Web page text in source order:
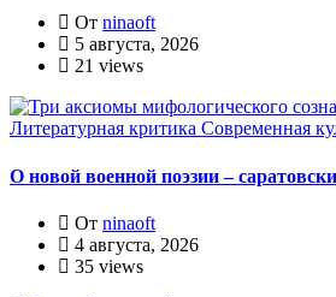
От ninaoft
5 августа, 2026
21 views
Литературная критика Современная
О новой военной поэзии –
От ninaoft
4 августа, 2026
35 views